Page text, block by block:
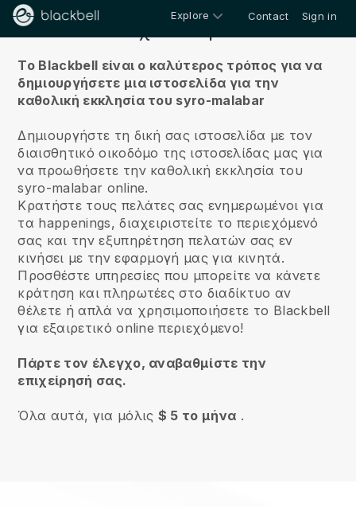
Explore Contact Sign in
Το Blackbell είναι ο καλύτερος τρόπος για να
δημιουργήσετε μια ιστοσελίδα για την
καθολική εκκλησία του syro-malabar
Δημιουργήστε τη δική σας ιστοσελίδα με τον
διαισθητικό οικοδόμο της ιστοσελίδας μας για
να προωθήσετε την καθολική εκκλησία του
syro-malabar online.
Κρατήστε τους πελάτες σας ενημερωμένοι για
τα happenings, διαχειριστείτε το περιεχόμενό
σας και την εξυπηρέτηση πελατών σας εν
κινήσει με την εφαρμογή μας για κινητά.
Προσθέστε υπηρεσίες που μπορείτε να κάνετε
κράτηση και πληρωτέες στο διαδίκτυο αν
θέλετε ή απλά να χρησιμοποιήσετε το Blackbell
για εξαιρετικό online περιεχόμενο!
Πάρτε τον έλεγχο, αναβαθμίστε την
επιχείρησή σας.
Όλα αυτά, για μόλις $ 5 το μήνα .